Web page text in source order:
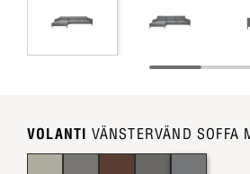
VOLANTI VÄNSTERVÄND SOFFA